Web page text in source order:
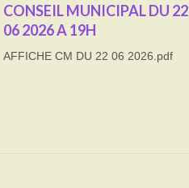
CONSEIL MUNICIPAL DU 22
06 2026 A 19H
AFFICHE CM DU 22 06 2026.pdf